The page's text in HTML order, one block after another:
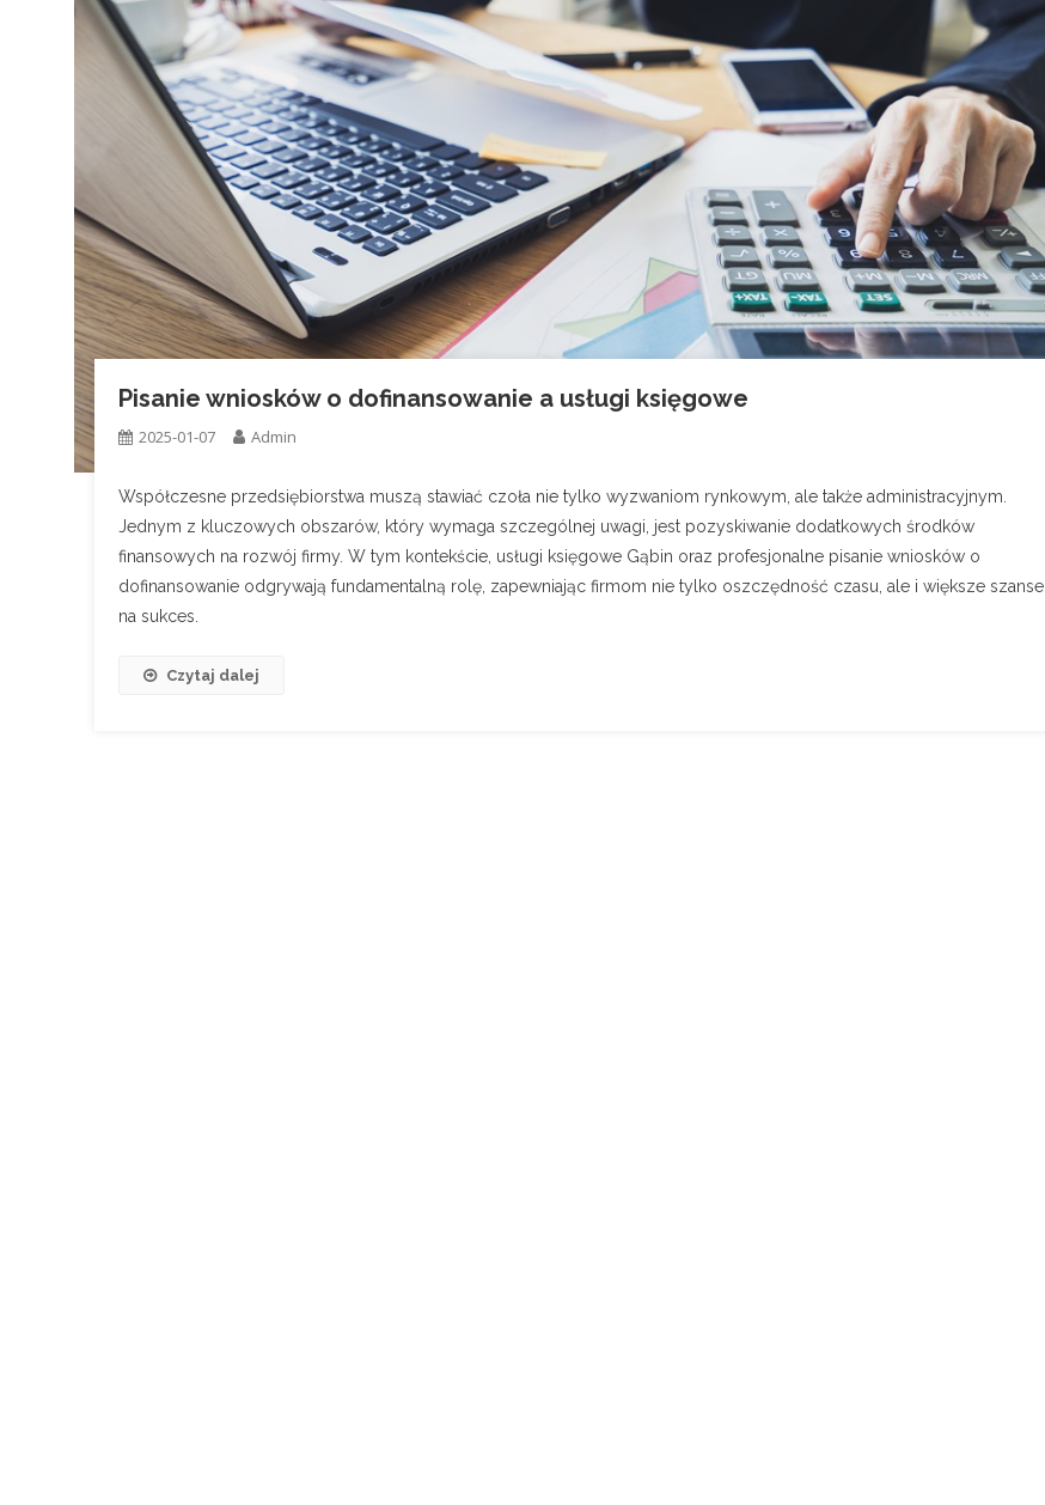
Pisanie wniosków o dofinansowanie a usługi księgowe
2025-01-07 Admin
Współczesne przedsiębiorstwa muszą stawiać czoła nie tylko wyzwaniom rynkowym, ale także administracyjnym.
Jednym z kluczowych obszarów, który wymaga szczególnej uwagi, jest pozyskiwanie dodatkowych środków
finansowych na rozwój firmy. W tym kontekście, usługi księgowe Gąbin oraz profesjonalne pisanie wniosków o
dofinansowanie odgrywają fundamentalną rolę, zapewniając firmom nie tylko oszczędność czasu, ale i większe szanse
na sukces.
Czytaj dalej